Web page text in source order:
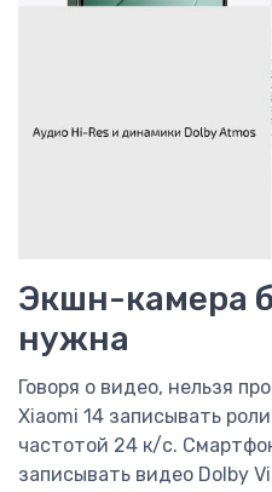
Экшн-камера
нужна
Говоря о видео, нельзя
Xiaomi 14 записывать
частотой 24 к/с.
записывать видео Dolby